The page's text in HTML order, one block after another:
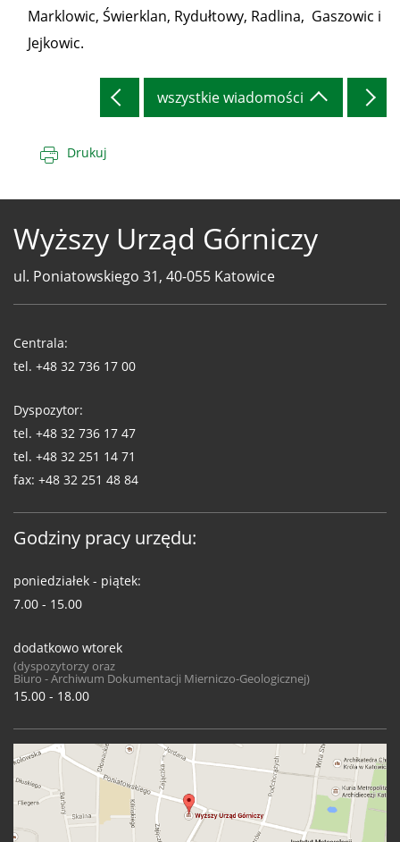
Marklowic, Świerklan, Rydułtowy, Radlina, Gaszowic i
Jejkowic.
wszystkie wiadomości
Drukuj
Wyższy Urząd Górniczy
ul. Poniatowskiego 31, 40-055 Katowice
WUG
Centrala:
tel. +48 32 736 17 00
Dyspozytor:
tel. +48 32 736 17 47
tel. +48 32 251 14 71
fax: +48 32 251 48 84
Godziny pracy urzędu:
poniedziałek - piątek:
7.00 - 15.00
dodatkowo wtorek
(dyspozytorzy oraz
Biuro - Archiwum Dokumentacji Mierniczo-Geologicznej)
15.00 - 18.00